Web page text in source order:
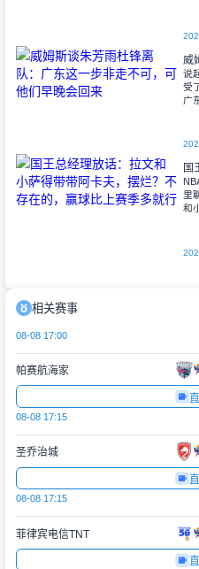
说
受
广
别
里
和
相关赛事
08-08 17:00
帕赛航海家
08-08 17:15
圣乔治城
08-08 17:15
菲律宾电信TNT